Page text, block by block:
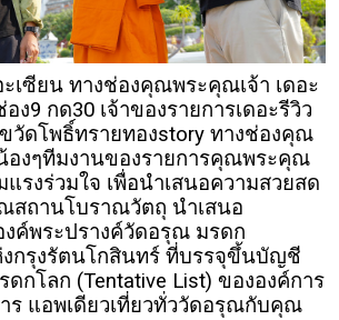
ะเซียน ทางช่องคุณพระคุณเจ้า เดอะ
ง9 กด30 เจ้าของรายการเดอะรีวิว
วัดโพธิ์ทรายทองstory ทางช่องคุณ
องๆทีมงานของรายการคุณพระคุณ
แรงร่วมใจ เพื่อนำเสนอความสวยสด
สถานโบราณวัตถุ นำเสนอ
งค์พระปรางค์วัดอรุณ มรดก
กรุงรัตนโกสินทร์ ที่บรรจุขึ้นบัญชี
ดกโลก (Tentative List) ขององค์การ
ร แอพเดียวเที่ยวทั่ววัดอรุณกับคุณ